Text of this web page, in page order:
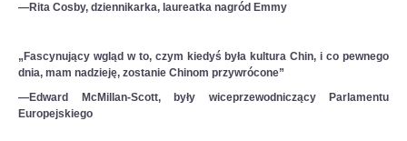
—Rita Cosby, dziennikarka, laureatka nagród Emmy
„Fascynujący wgląd w to, czym kiedyś była kultura Chin, i co pewnego
dnia, mam nadzieję, zostanie Chinom przywrócone”
—Edward McMillan-Scott, były wiceprzewodniczący Parlamentu
Europejskiego